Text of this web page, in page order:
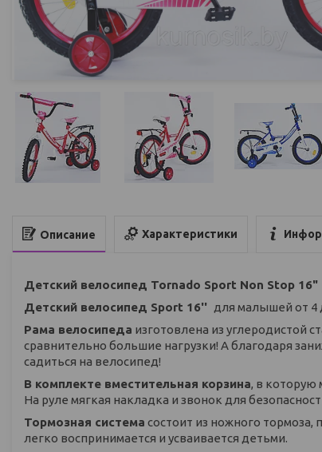
Описание Характеристики
Детский велосипед Tornado Sport Non Stop 16"
Детский велосипед Sport 16'' для малышей от 4
Рама велосипеда изготовлена из углеродистой
сравнительно большие нагрузки! А благодаря
садиться на велосипед!
В комплекте вместительная корзина, в которую
На руле мягкая накладка и звонок для
Тормозная система состоит из ножного
легко воспринимается и усваивается детьми.